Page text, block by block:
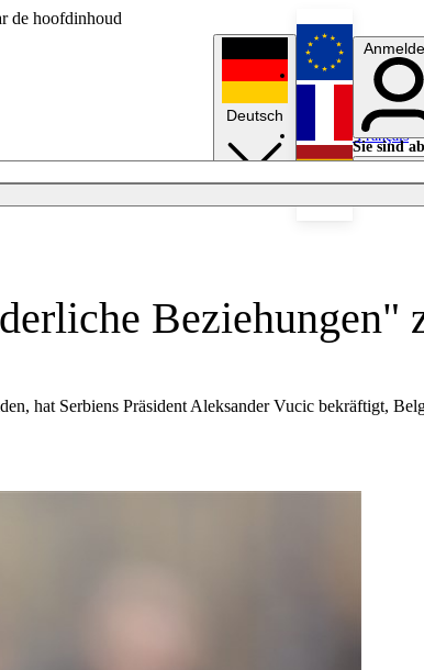
de hoofdinhoud
Deutsch
English
Français
Sie sind
Licht aus
Beziehungen"
hat Serbiens Präsident Aleksander Vucic bekräftigt,